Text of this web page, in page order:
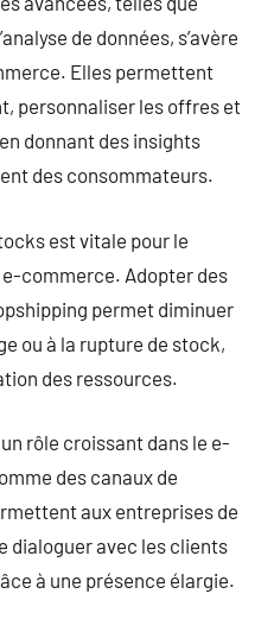
de données, s’avère
Elles permettent
personnaliser les offres et
donnant des insights
des consommateurs.
est vitale pour le
e-commerce. Adopter des
permet diminuer
ou à la rupture de stock,
des ressources.
rôle croissant dans le e-
des canaux de
aux entreprises de
dialoguer avec les clients
à une présence élargie.